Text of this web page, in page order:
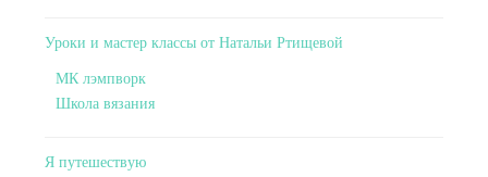
Уроки и мастер классы от Натальи Ртищевой
МК лэмпворк
Школа вязания
Я путешествую